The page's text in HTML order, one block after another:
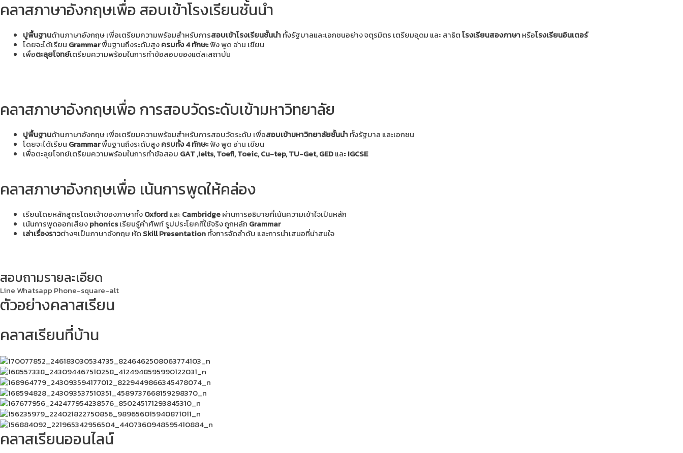
คลาสภาษาอังกฤษเพื่อ สอบเข้าโรงเรียนชั้นนำ
ปูพื้นฐานด้านภาษาอังกฤษ เพื่อเตรียมความพร้อมสำหรับการสอบเข้าโรงเรียนชั้นนำทั้งรัฐบาลและเอกชนอย่าง จตุรมิตร เตรียมอุดม และ สาธิตโรงเรียนสองภาษาหรือโรงเรียนอินเตอร์
โดยจะได้เรียน Grammarพื้นฐานถึงระดับสูงครบทั้ง 4 ทักษะฟัง พูด อ่าน เขียน
เพื่อตะลุยโจทย์เตรียมความพร้อมในการทำข้อสอบของแต่ละสถาบัน
คลาสภาษาอังกฤษเพื่อ การสอบวัดระดับเข้ามหาวิทยาลัย
ปูพื้นฐานด้านภาษาอังกฤษ เพื่อเตรียมความพร้อมสำหรับการสอบวัดระดับ เพื่อสอบเข้ามหาวิทยาลัยชั้นนำทั้งรัฐบาล และเอกชน
โดยจะได้เรียน Grammarพื้นฐานถึงระดับสูงครบทั้ง 4 ทักษะฟัง พูด อ่าน เขียน
เพื่อตะลุยโจทย์เตรียมความพร้อมในการทำข้อสอบ GAT ,Ielts, Toefl, Toeic, Cu-tep, TU-Get, GEDและIGCSE
คลาสภาษาอังกฤษเพื่อ เน้นการพูดให้คล่อง
เรียนโดยหลักสูตรโดยเจ้าของภาษาทั้งOxfordและCambridgeผ่านการอธิบายที่เน้นความเข้าใจเป็นหลัก
เน้นการพูดออกเสียงphonicsเรียนรู้คำศัพท์ รูปประโยคที่ใช้จริง ถูกหลัก Grammar
เล่าเรื่องราวต่างๆเป็นภาษาอังกฤษ หัด Skill Presentationทั้งการจัดลำดับ และการนำเสนอที่น่าสนใจ
สอบถามรายละเอียด
Line Whatsapp Phone-square-alt
ตัวอย่างคลาสเรียน
คลาสเรียนที่บ้าน
คลาสเรียนออนไลน์